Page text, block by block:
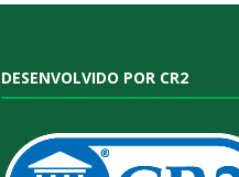
DESENVOLVIDO POR CR2